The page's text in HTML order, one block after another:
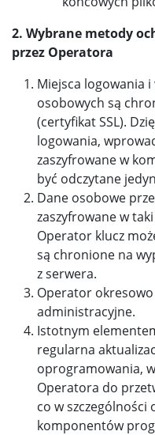
2. Wybrane metody
przez Operatora
Miejsca logowania
osobowych są
(certyfikat SSL).
logowania,
zaszyfrowane w
być odczytane
Dane osobowe
zaszyfrowane w
Operator klucz
są chronione na
z serwera.
Operator okresowo
administracyjne.
Istotnym
regularna
oprogramowania,
Operatora do
co w szczególności
komponentów